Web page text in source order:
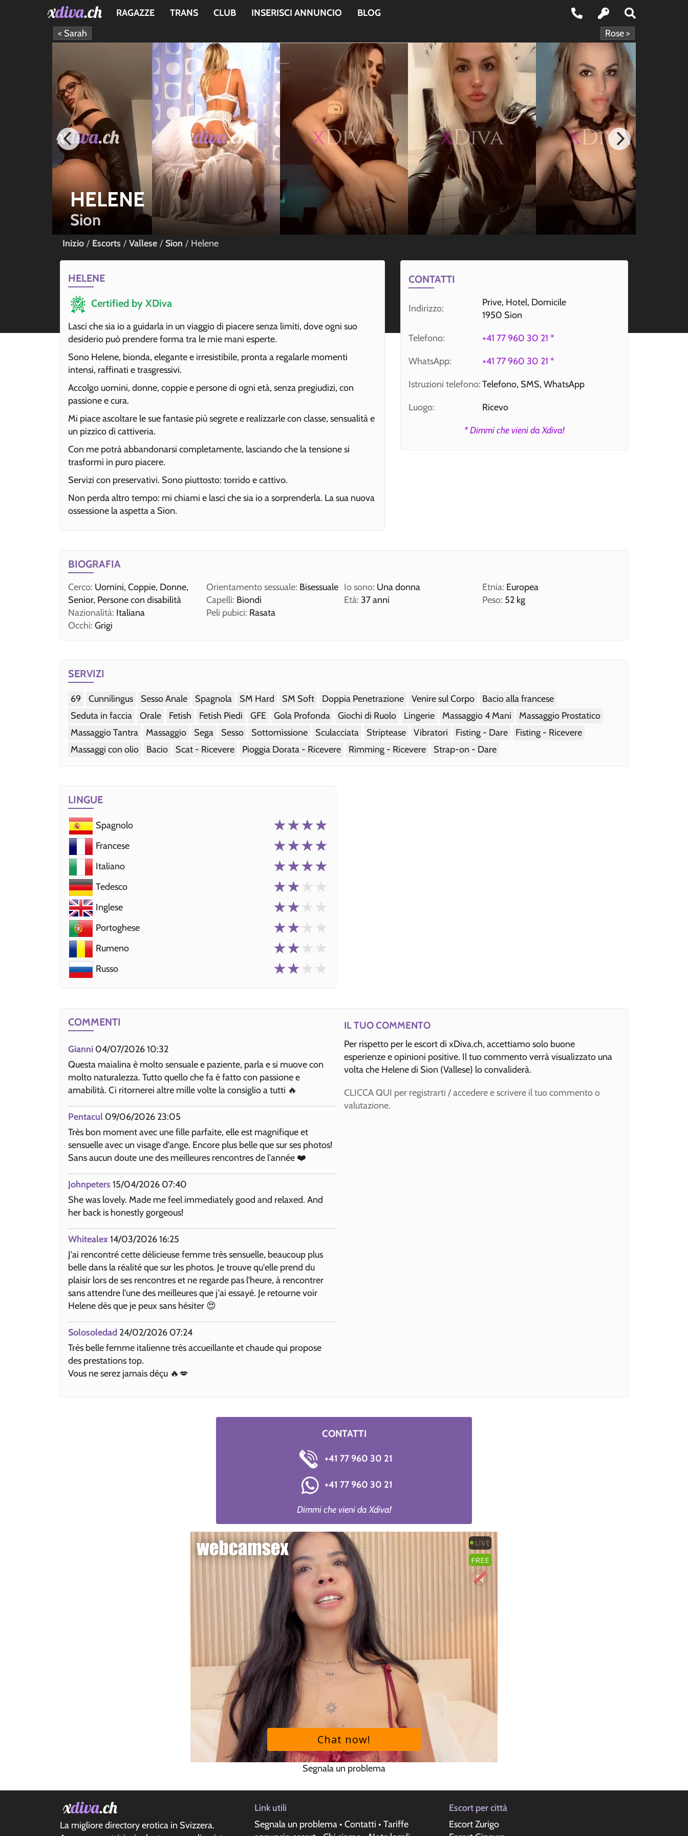
RAGAZZE TRANS CLUB INSERISCI ANNUNCIO
BLOG
< Sarah
Rose >
HELENE
Sion
Inizio Escorts Vallese Sion Helene
HELENE
Certified by XDiva
Lasci che sia io a guidarla in un viaggio di piacere senza limiti, dove ogni suo
desiderio può prendere forma tra le mie mani esperte.
Sono Helene, bionda, elegante e irresistibile, pronta a regalarle momenti
intensi, raffinati e trasgressivi.
Accolgo uomini, donne, coppie e persone di ogni età, senza pregiudizi, con
passione e cura.
Mi piace ascoltare le sue fantasie più segrete e realizzarle con classe, sensualità e
un pizzico di cattiveria.
Con me potrà abbandonarsi completamente, lasciando che la tensione si
trasformi in puro piacere.
Servizi con preservativi. Sono piuttosto: torrido e cattivo.
Non perda altro tempo: mi chiami e lasci che sia io a sorprenderla. La sua nuova
ossessione la aspetta a Sion.
CONTATTI
Indirizzo:
Prive, Hotel, Domicile
1950 Sion
Telefono: +41 77 960 30 21 *
WhatsApp: +41 77 960 30 21 *
Istruzioni telefono:Telefono, SMS, WhatsApp
Luogo: Ricevo
* Dimmi che vieni da Xdiva!
BIOGRAFIA
Cerco: Uomini, Coppie, Donne,
Senior, Persone con disabilità
Nazionalità: Italiana
Occhi: Grigi
Orientamento sessuale: Bisessuale
Capelli: Biondi
Peli pubici: Rasata
Io sono: Una donna
Età: 37 anni
Etnia: Europea
Peso: 52 kg
SERVIZI
69 Cunnilingus Sesso Anale Spagnola SM Hard SM Soft Doppia Penetrazione Venire sul Corpo
Bacio alla francese
Seduta in faccia
Orale Fetish Fetish Piedi GFE Gola Profonda Giochi di Ruolo Lingerie Massaggio 4 Mani
Massaggio Prostatico
Massaggio Tantra
Massaggio Sega Sesso Sottomissione Sculacciata Striptease Vibratori Fisting - Dare
Fisting - Ricevere
Massaggi con olio
Bacio Scat - Ricevere Pioggia Dorata - Ricevere Rimming - Ricevere Strap-on - Dare
LINGUE
Spagnolo ★★★★
Francese ★★★★
Italiano ★★★★
Tedesco ★★★★
Inglese ★★★★
Portoghese ★★★★
Rumeno ★★★★
Russo ★★★★
COMMENTI
Gianni 04/07/2026 10:32
Questa maialina è molto sensuale e paziente, parla e si muove con
molto naturalezza. Tutto quello che fa è fatto con passione e
amabilità. Ci ritornerei altre mille volte la consiglio a tutti 🔥
Pentacul 09/06/2026 23:05
Très bon moment avec une fille parfaite, elle est magnifique et
sensuelle avec un visage d'ange. Encore plus belle que sur ses photos!
Sans aucun doute une des meilleures rencontres de l'année ❤️
Johnpeters 15/04/2026 07:40
She was lovely. Made me feel immediately good and relaxed. And
her back is honestly gorgeous!
Whitealex14/03/2026 16:25
J'ai rencontré cette délicieuse femme très sensuelle, beaucoup plus
belle dans la réalité que sur les photos. Je trouve qu'elle prend du
plaisir lors de ses rencontres et ne regarde pas l'heure, à rencontrer
sans attendre l'une des meilleures que j'ai essayé. Je retourne voir
Helene dès que je peux sans hésiter 😍
Solosoledad 24/02/2026 07:24
Très belle femme italienne très accueillante et chaude qui propose
des prestations top.
Vous ne serez jamais déçu 🔥💋
IL TUO COMMENTO
Per rispetto per le escort di xDiva.ch, accettiamo solo buone
esperienze e opinioni positive. Il tuo commento verrà visualizzato una
volta che Helene di Sion (Vallese) lo convaliderà.
CLICCA QUI per registrarti / accedere e scrivere il tuo commento o
valutazione.
CONTATTI
+41 77 960 30 21
+41 77 960 30 21
Dimmi che vieni da Xdiva!
Segnala un problema
La migliore directory erotica in Svizzera.
Link utili
Segnala un problema • Contatti • Tariffe
Escort per città
Escort Zurigo